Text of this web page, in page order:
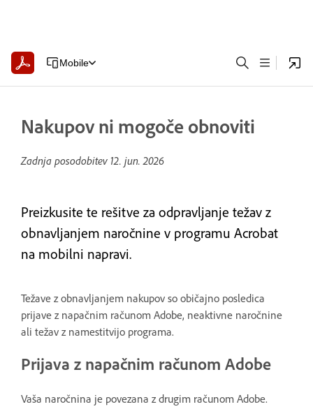
Mobile
Nakupov ni mogoče obnoviti
Zadnja posodobitev 12. jun. 2026
Preizkusite te rešitve za odpravljanje težav z
obnavljanjem naročnine v programu Acrobat
na mobilni napravi.
Težave z obnavljanjem nakupov so običajno posledica
prijave z napačnim računom Adobe, neaktivne naročnine
ali težav z namestitvijo programa.
Prijava z napačnim računom Adobe
Vaša naročnina je povezana z drugim računom Adobe.